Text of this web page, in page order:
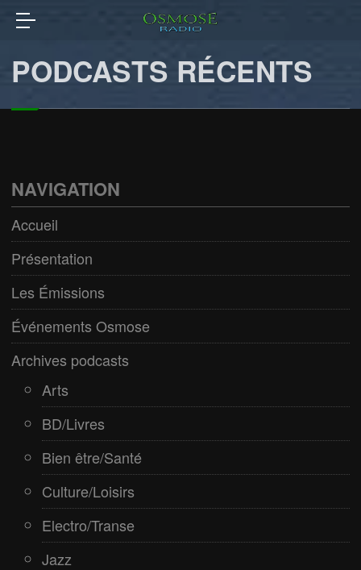
PODCASTS RÉCENTS
NAVIGATION
Accueil
Présentation
Les Émissions
Événements Osmose
Archives podcasts
Arts
BD/Livres
Bien être/Santé
Culture/Loisirs
Electro/Transe
Jazz